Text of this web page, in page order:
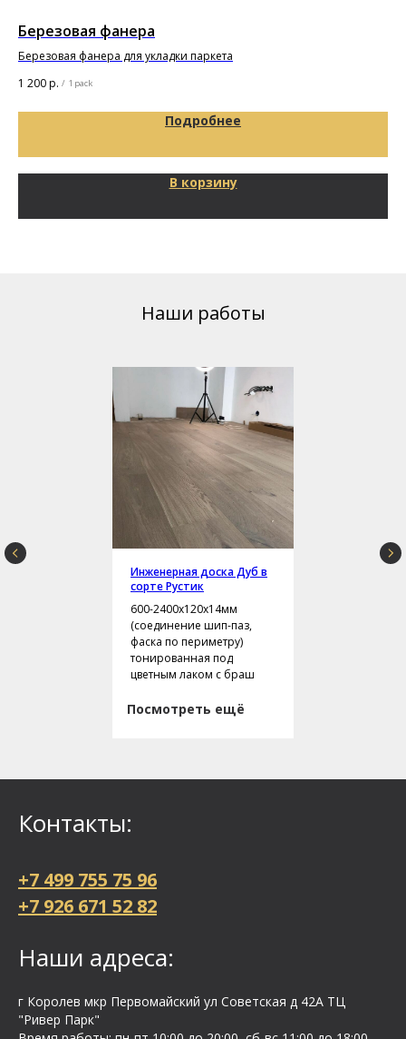
Березовая фанера
Березовая фанера для укладки паркета
1 200р. / 1 pack
Подробнее
В корзину
Наши работы
Инженерная доска Дуб в
сорте Рустик
600-2400х120х14мм
(соединение шип-паз,
фаска по периметру)
тонированная под
цветным лаком с браш
Посмотреть ещё
Контакты:
+7 499 755 75 96
+7 926 671 52 82
Наши адреса:
г Королев мкр Первомайский ул Cоветская д 42А ТЦ
"Ривер Парк"